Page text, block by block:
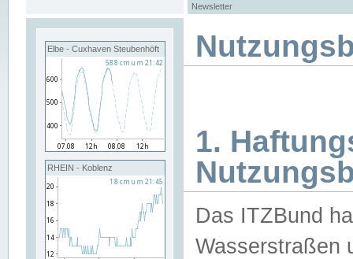
Newsletter
Elbe - Cuxhaven Steubenhöft
RHEIN - Koblenz
1.
Das ITZBund
Wasserstraßen